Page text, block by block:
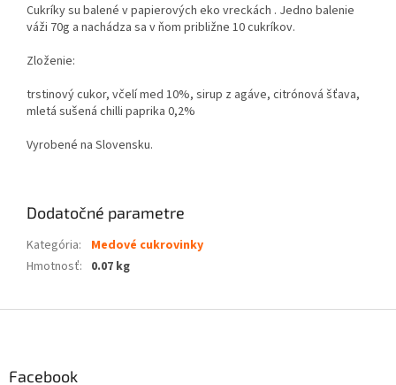
Cukríky su balené v papierových eko vreckách . Jedno balenie
váži 70g a nachádza sa v ňom približne 10 cukríkov.
Zloženie:
trstinový cukor, včelí med 10%, sirup z agáve, citrónová šťava,
mletá sušená chilli paprika 0,2%
Vyrobené na Slovensku.
Dodatočné parametre
Kategória:
Medové cukrovinky
Hmotnosť: 0.07 kg
Facebook